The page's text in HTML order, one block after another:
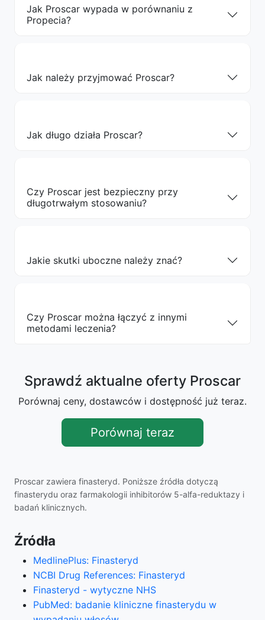
Jak Proscar wypada w porównaniu z
Propecia?
Jak należy przyjmować Proscar?
Jak długo działa Proscar?
Czy Proscar jest bezpieczny przy
długotrwałym stosowaniu?
Jakie skutki uboczne należy znać?
Czy Proscar można łączyć z innymi
metodami leczenia?
Sprawdź aktualne oferty Proscar
Porównaj ceny, dostawców i dostępność już teraz.
Porównaj teraz
Proscar zawiera finasteryd. Poniższe źródła dotyczą
finasterydu oraz farmakologii inhibitorów 5-alfa-reduktazy i
badań klinicznych.
Źródła
MedlinePlus: Finasteryd
NCBI Drug References: Finasteryd
Finasteryd - wytyczne NHS
PubMed: badanie kliniczne finasterydu w